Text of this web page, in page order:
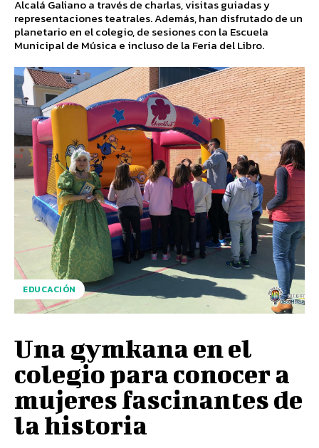
Alcalá Galiano a través de charlas, visitas guiadas y
representaciones teatrales. Además, han disfrutado de un
planetario en el colegio, de sesiones con la Escuela
Municipal de Música e incluso de la Feria del Libro.
EDUCACIÓN
Una gymkana en el
colegio para conocer a
mujeres fascinantes de
la historia